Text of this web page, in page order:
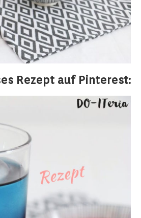
Rezept auf Pinterest: